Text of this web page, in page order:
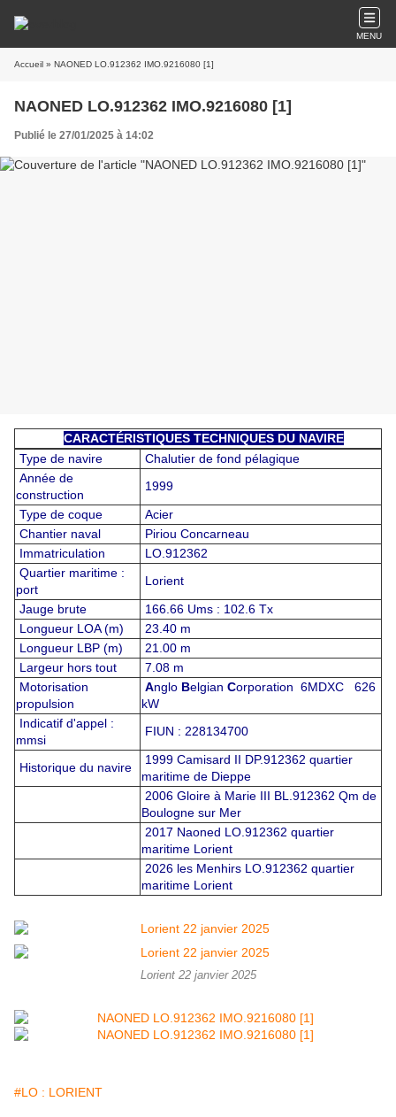
MENU
Accueil » NAONED LO.912362 IMO.9216080 [1]
NAONED LO.912362 IMO.9216080 [1]
Publié le 27/01/2025 à 14:02
CARACTÉRISTIQUES TECHNIQUES DU NAVIRE
Type de navire
Chalutier de fond pélagique
Année de
construction
1999
Type de coque
Acier
Chantier naval
Piriou Concarneau
Immatriculation
LO.912362
Quartier maritime :
port
Lorient
Jauge brute
166.66 Ums : 102.6 Tx
Longueur LOA (m)
23.40 m
Longueur LBP (m)
21.00 m
Largeur hors tout
7.08 m
Motorisation
propulsion
Anglo Belgian Corporation 6MDXC 626
kW
Indicatif d'appel :
mmsi
FIUN : 228134700
Historique du navire
1999 Camisard II DP.912362 quartier
maritime de Dieppe
2006 Gloire à Marie III BL.912362 Qm de
Boulogne sur Mer
2017 Naoned LO.912362 quartier
maritime Lorient
2026 les Menhirs LO.912362 quartier
maritime Lorient
Lorient 22 janvier 2025
#LO : LORIENT